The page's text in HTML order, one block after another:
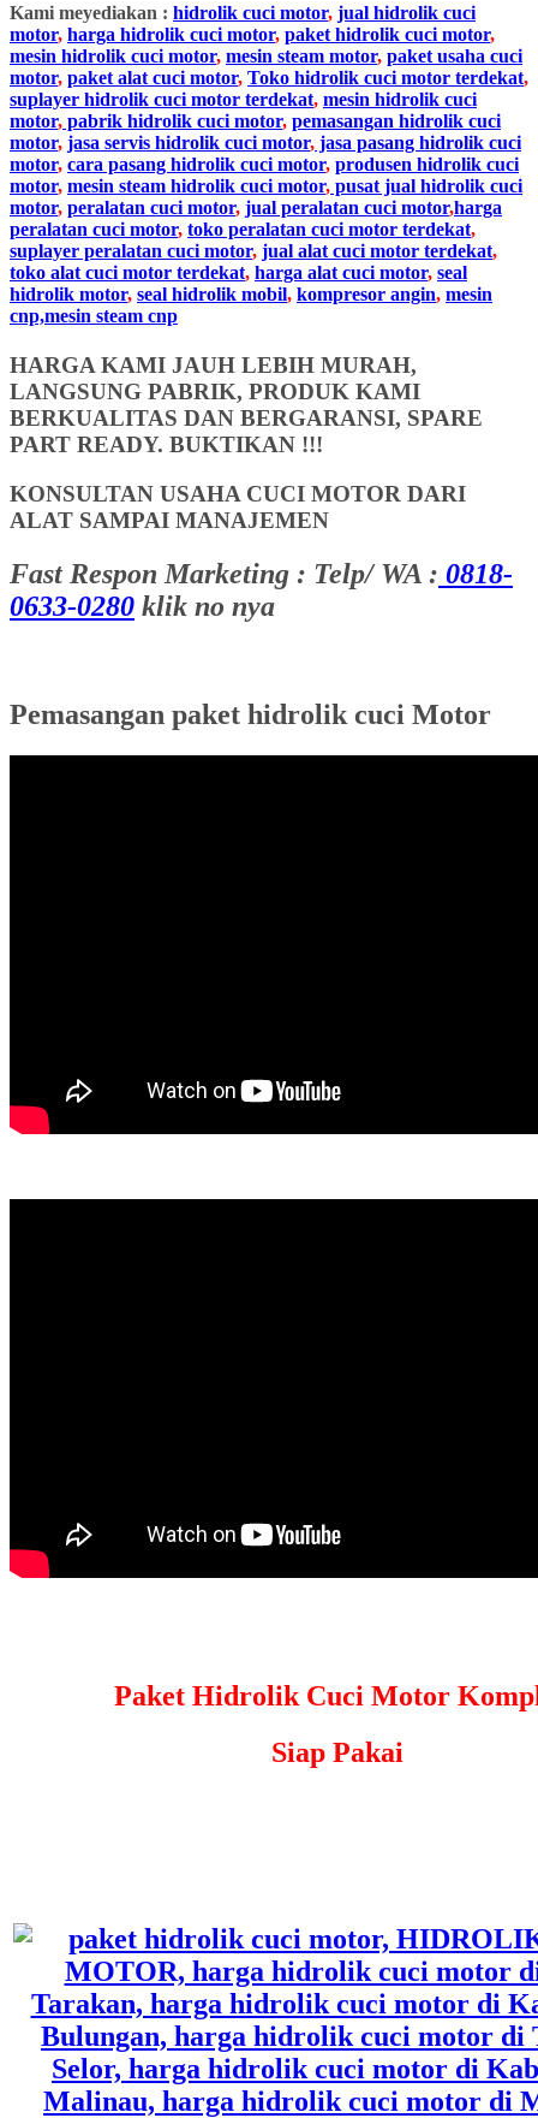
Kami meyediakan : hidrolik cuci motor, jual hidrolik cuci
motor, harga hidrolik cuci motor, paket hidrolik cuci motor,
mesin hidrolik cuci motor, mesin steam motor, paket usaha cuci
motor, paket alat cuci motor, Toko hidrolik cuci motor terdekat,
suplayer hidrolik cuci motor terdekat, mesin hidrolik cuci
motor, pabrik hidrolik cuci motor, pemasangan hidrolik cuci
motor, jasa servis hidrolik cuci motor, jasa pasang hidrolik cuci
motor, cara pasang hidrolik cuci motor, produsen hidrolik cuci
motor, mesin steam hidrolik cuci motor, pusat jual hidrolik cuci
motor, peralatan cuci motor, jual peralatan cuci motor,harga
peralatan cuci motor, toko peralatan cuci motor terdekat,
suplayer peralatan cuci motor, jual alat cuci motor terdekat,
toko alat cuci motor terdekat, harga alat cuci motor, seal
hidrolik motor, seal hidrolik mobil, kompresor angin, mesin
cnp,mesin steam cnp
HARGA KAMI JAUH LEBIH MURAH,
LANGSUNG PABRIK, PRODUK KAMI
BERKUALITAS DAN BERGARANSI, SPARE
PART READY. BUKTIKAN !!!
KONSULTAN USAHA CUCI MOTOR DARI
ALAT SAMPAI MANAJEMEN
Fast Respon Marketing : Telp/ WA : 0818-
0633-0280 klik no nya
Pemasangan paket hidrolik cuci Motor
Paket Hidrolik Cuci Motor
Siap Pakai